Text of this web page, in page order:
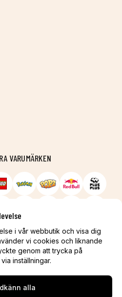
i vår webbutik och visa dig
vi cookies och liknande
genom att trycka på
inställningar.
alla
VARUMÄRKEN